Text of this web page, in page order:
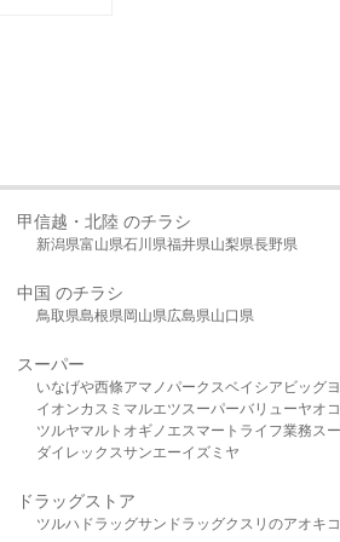
甲信越・北陸 のチラシ
新潟県富山県石川県福井県山梨県長野県
中国 のチラシ
鳥取県島根県岡山県広島県山口県
スーパー
いなげや西條アマノパークスベイシア ビッグ
イオンカスミ マルエツスーパーバリューヤオ
ツルヤマルト オギノ エスマート ライフ業務ス
ダイレックスサンエーイズミヤ
ドラッグストア
ツルハドラッグサンドラッグクスリのアオキ